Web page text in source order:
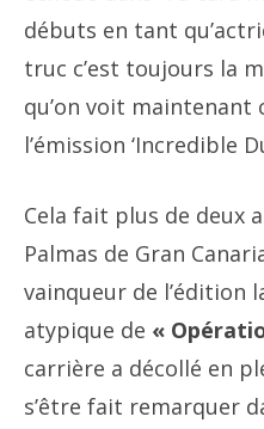
débuts en tant
truc c’est toujours la
qu’on voit maintenant
l’émission ‘Incredible
Cela fait plus de deux
Palmas de Gran
vainqueur de l’édition
atypique de «
carrière a décollé en
s’être fait remarquer